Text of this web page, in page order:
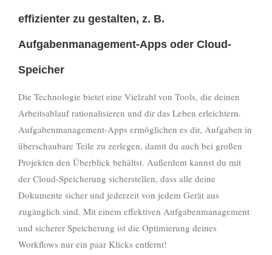
effizienter zu gestalten, z. B.
Aufgabenmanagement-Apps oder Cloud-
Speicher
Die Technologie bietet eine Vielzahl von Tools, die deinen
Arbeitsablauf rationalisieren und dir das Leben erleichtern.
Aufgabenmanagement-Apps ermöglichen es dir, Aufgaben in
überschaubare Teile zu zerlegen, damit du auch bei großen
Projekten den Überblick behältst. Außerdem kannst du mit
der Cloud-Speicherung sicherstellen, dass alle deine
Dokumente sicher und jederzeit von jedem Gerät aus
zugänglich sind. Mit einem effektiven Aufgabenmanagement
und sicherer Speicherung ist die Optimierung deines
Workflows nur ein paar Klicks entfernt!